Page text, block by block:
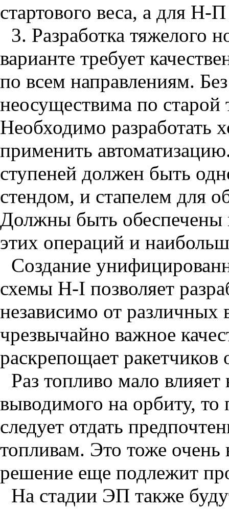
стартового веса, а для Н-
3. Разработка тяжелого
варианте требует
по всем направлениям.
неосуществима по старой
Необходимо
применить
ступеней должен быть
стендом, и стапелем для
Должны быть обеспечены
этих операций и
Создание
схемы Н-I позволяет
независимо от различных
чрезвычайно важное
раскрепощает ракетчиков
Раз топливо мало влияет
выводимого на орбиту, то
следует отдать
топливам. Это тоже
решение еще подлежит
На стадии ЭП также